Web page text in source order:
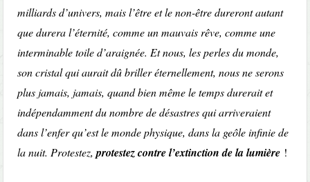
milliards d’univers, mais l’être et le non-être dureront autant
que durera l’éternité, comme un mauvais rêve, comme une
interminable toile d’araignée. Et nous, les perles du monde,
son cristal qui aurait dû briller éternellement, nous ne serons
plus jamais, jamais, quand bien même le temps durerait et
indépendamment du nombre de désastres qui arriveraient
dans l’enfer qu’est le monde physique, dans la geôle infinie de
la nuit. Protestez,protestez contre l’extinction de la lumière !